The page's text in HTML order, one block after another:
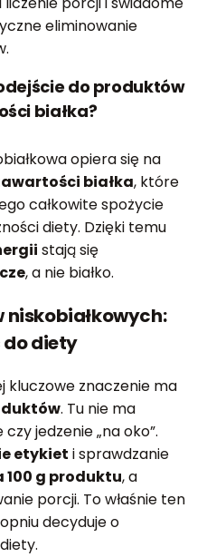
eliminowanie
do produktów
białka?
opiera się na
białka, które
całkowite spożycie
diety. Dzięki temu
stają się
, a nie białko.
do diety
kluczowe znaczenie ma
. Tu nie ma
jedzenie „na oko”.
etykiet i sprawdzanie
100 g produktu, a
porcji. To właśnie ten
decyduje o